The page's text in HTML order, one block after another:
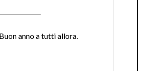
anno a tutti allora.